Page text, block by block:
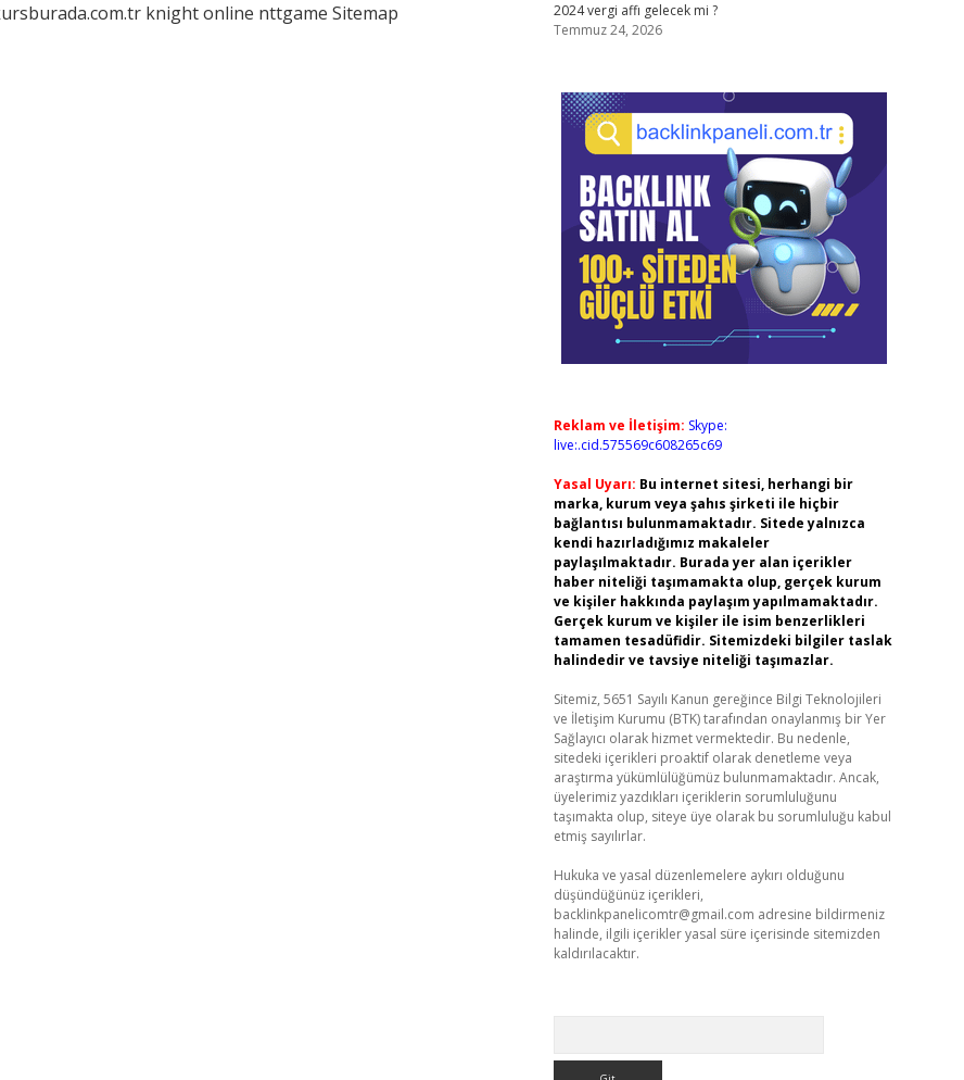
knight online nttgame Sitemap
2024 vergi affı gelecek mi ?
Temmuz 24, 2026
Reklam ve İletişim: Skype:
live:.cid.575569c608265c69
Yasal Uyarı: Bu internet sitesi, herhangi bir
marka, kurum veya şahıs şirketi ile hiçbir
bağlantısı bulunmamaktadır. Sitede yalnızca
kendi hazırladığımız makaleler
paylaşılmaktadır. Burada yer alan içerikler
haber niteliği taşımamakta olup, gerçek kurum
ve kişiler hakkında paylaşım yapılmamaktadır.
Gerçek kurum ve kişiler ile isim benzerlikleri
tamamen tesadüfidir. Sitemizdeki bilgiler taslak
halindedir ve tavsiye niteliği taşımazlar.
Sitemiz, 5651 Sayılı Kanun gereğince Bilgi Teknolojileri
ve İletişim Kurumu (BTK) tarafından onaylanmış bir Yer
Sağlayıcı olarak hizmet vermektedir. Bu nedenle,
sitedeki içerikleri proaktif olarak denetleme veya
araştırma yükümlülüğümüz bulunmamaktadır. Ancak,
üyelerimiz yazdıkları içeriklerin sorumluluğunu
taşımakta olup, siteye üye olarak bu sorumluluğu kabul
etmiş sayılırlar.
Hukuka ve yasal düzenlemelere aykırı olduğunu
düşündüğünüz içerikleri,
backlinkpanelicomtr@gmail.com adresine bildirmeniz
halinde, ilgili içerikler yasal süre içerisinde sitemizden
kaldırılacaktır.